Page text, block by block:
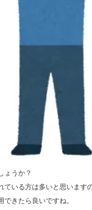
ょうか？
ている方は多いと思います
できたら良いですね。